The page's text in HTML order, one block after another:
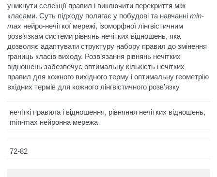
уникнути селекції правил і виключити перекриття між
класами. Суть підходу полягає у побудові та навчанні min-
max нейро-нечіткої мережі, ізоморфної лінгвістичним
розв’язкам системи рівнянь нечітких відношень, яка
дозволяє адаптувати структуру набору правил до змінення
границь класів виходу. Розв’язання рівнянь нечітких
відношень забезпечує оптимальну кількість нечітких
правил для кожного вихідного терму і оптимальну геометрію
вхідних термів для кожного лінгвістичного розв’язку
нечіткі правила і відношення, рівняння нечітких відношень,
min-max нейронна мережа
72-82